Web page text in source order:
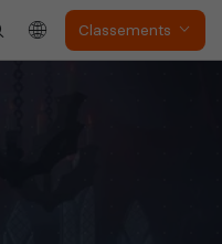
Classements